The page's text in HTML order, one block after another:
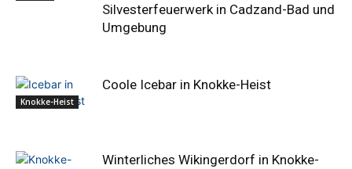
Silvesterfeuerwerk in Cadzand-Bad und
Umgebung
Knokke-Heist
Coole Icebar in Knokke-Heist
Winterliches Wikingerdorf in Knokke-